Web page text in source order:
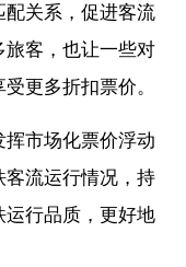
关系，促进客流
客，也让一些对
更多折扣票价。
市场化票价浮动
流运行情况，持
行品质，更好地